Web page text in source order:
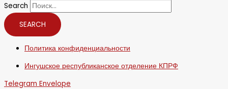
Search
SEARCH
Политика конфиденциальности
Ингушское республиканское отделение КПРФ
Telegram Envelope